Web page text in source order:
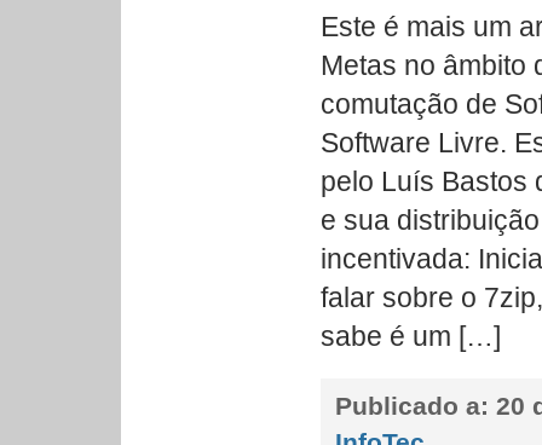
Este é mais um
Metas no âmbito
comutação de
Software Livre.
pelo Luís Bastos
e sua
incentivada:
falar sobre o
sabe é um […]
Publicado a: 20